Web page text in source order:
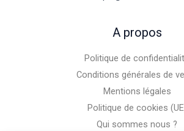
A propos
Politique de
Conditions générales de
Mentions légales
Politique de cookies
Qui sommes nous ?